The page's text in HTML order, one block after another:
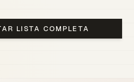
LISTA COMPLETA